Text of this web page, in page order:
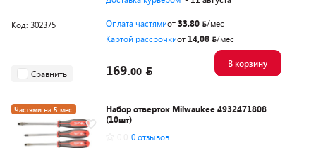
Код: 302375 Оплата частямиот33,80
/мес
Картой рассрочкиот 14,08 /мес
Сравнить 169.00
В корзину
Частями на 5 мес.
Набор отверток Milwaukee 4932471808
(10шт)
0 отзывов